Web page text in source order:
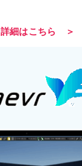
詳細はこちら ＞